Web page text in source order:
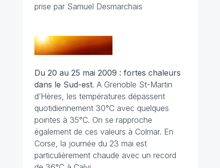
prise par Samuel Desmarchais
Du 20 au 25 mai 2009 : fortes chaleurs
dans le Sud-est. A Grenoble St-Martin
d’Hères, les températures dépassent
quotidiennement 30°C avec quelques
pointes à 35°C. On se rapproche
également de ces valeurs à Colmar. En
Corse, la journée du 23 mai est
particulièrement chaude avec un record